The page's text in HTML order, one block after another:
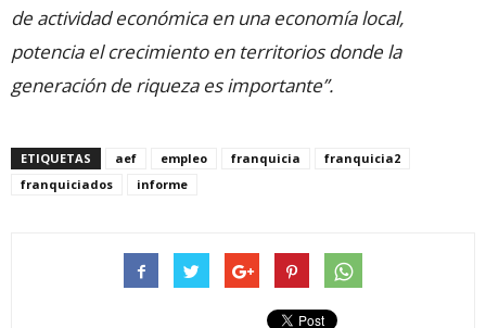
de actividad económica en una economía local,
potencia el crecimiento en territorios donde la
generación de riqueza es importante”.
ETIQUETAS aef empleo franquicia
franquicia2
franquiciados
informe